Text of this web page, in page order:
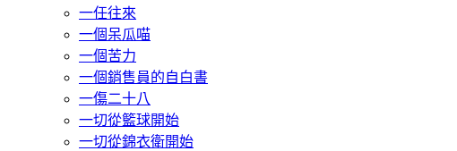
一任往來
一個呆瓜喵
一個苦力
一個銷售員的自白書
一傷二十八
一切從籃球開始
一切從錦衣衛開始